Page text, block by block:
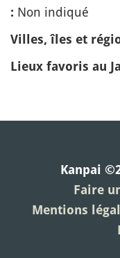
: Non indiqué
Villes, îles et
Lieux favoris au
Kanpai
Faire
Mentions